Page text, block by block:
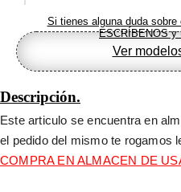
Si tienes alguna duda
ESCRÍBENOS y
Ver
Descripción.
Este articulo se encuentra en
el pedido del mismo te rogamos
COMPRA EN ALMACEN DE